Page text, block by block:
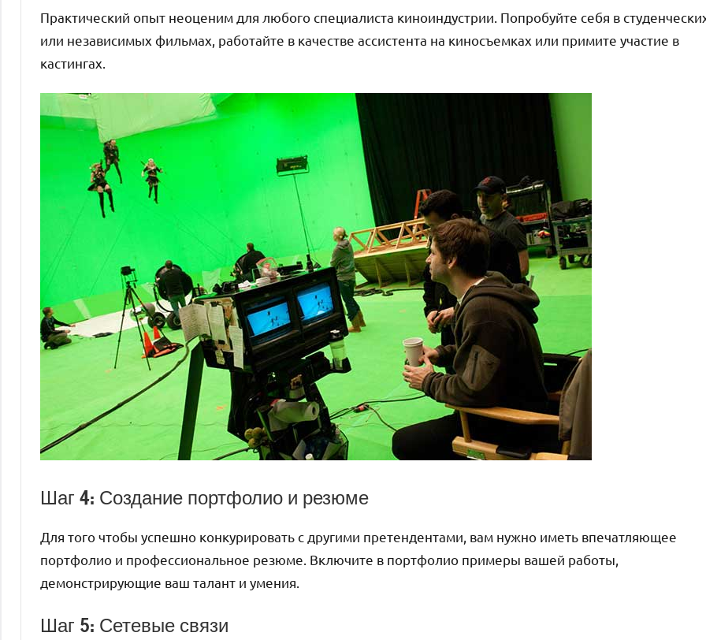
Практический опыт неоценим для любого специалиста киноиндустрии. Попробуйте себя в
или независимых фильмах, работайте в качестве ассистента на киносъемках или примите участие в
кастингах.
Шаг 4: Создание портфолио и резюме
Для того чтобы успешно конкурировать с другими претендентами, вам нужно иметь впечатляющее
портфолио и профессиональное резюме. Включите в портфолио примеры вашей работы,
демонстрирующие ваш талант и умения.
Шаг 5: Сетевые связи